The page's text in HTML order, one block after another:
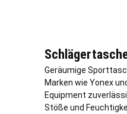
Geräumige
Marken wie Yonex
Equipment
Stöße und